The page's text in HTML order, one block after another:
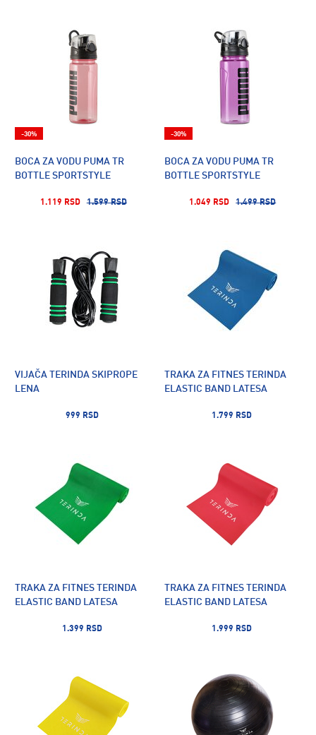
BOCA ZA VODU PUMA TR
BOTTLE SPORTSTYLE
1.119 RSD 1.599 RSD
-30%
BOCA ZA VODU PUMA TR
BOTTLE SPORTSTYLE
1.049 RSD 1.499 RSD
-30%
VIJAČA TERINDA SKIPROPE
LENA
999 RSD
TRAKA ZA FITNES TERINDA
ELASTIC BAND LATESA
1.799 RSD
TRAKA ZA FITNES TERINDA
ELASTIC BAND LATESA
1.399 RSD
TRAKA ZA FITNES TERINDA
ELASTIC BAND LATESA
1.999 RSD